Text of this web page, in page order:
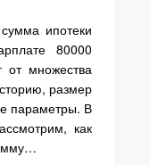
ипотеки
80000
от множества
размер
параметры. В
как